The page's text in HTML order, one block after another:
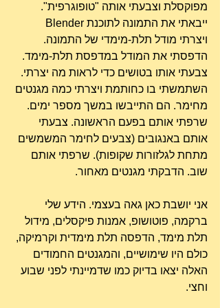
מפוקסלת וצבעתי אותה "טופוגרפית".
ויצרתי מודל תלת-מימדי של התמונה.
הדפסתי את המודל במדפסת תלת-מימד.
צבעתי אותו בטושים כדי לראות מה יצרתי.
השתמשתי בו כחותמת ויצרתי כמה מגנטים
מחימר. הם התייבשו במשך מספר ימים.
שרפתי אותם בפעם הראשונה. צבעתי
אותם באנגובים (צבעים לחימר המשמשים
מתחת לגלזורות שקופות). שרפתי אותם
שוב. הדבקתי מגנטים מאחור.
אני יושבת כאן גאה בעצמי. הידע שלי
ברקמה, פוטושופ, אמנות פיקסלים, מידול
תלת מימד, הדפסה תלת מימדית וקרמיקה,
כולם היו שימושיים, והמגנטים החמודים
האלה יצאו בדיוק כמו שדמיינתי לפני שבוע
וחצי.